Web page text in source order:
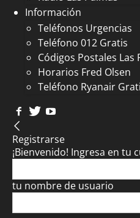
Información
Teléfonos Urgencias
Teléfono 012 Gratis
Códigos Postales Las
Horarios Fred Olsen
Teléfono Ryanair
Registrarse
¡Bienvenido! Ingresa en tu
tu nombre de usuario